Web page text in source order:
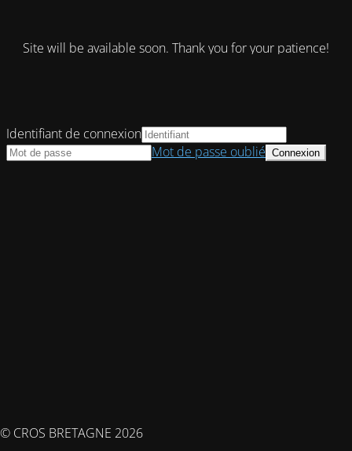
Site will be available soon. Thank you for your patience!
© CROS BRETAGNE 2026
Identifiant de connexion
Mot de passe oublié